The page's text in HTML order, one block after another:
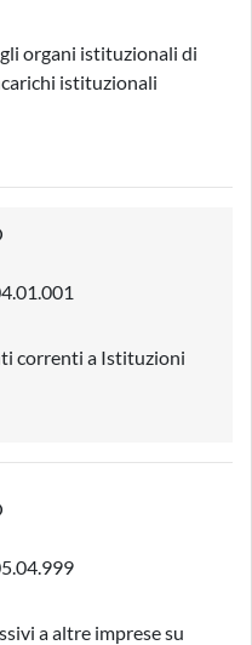
organi istituzionali di
istituzionali
correnti a Istituzioni
a altre imprese su